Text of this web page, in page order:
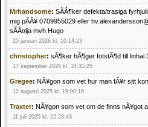
Mrhandsome: SÃÂ¶ker defekta/trasiga
mig pÃÂ¥ 0709955029 eller
sÃÂ¤lja mvh Hugo
25 januari 2026 kl. 10:14:23
christopher: sÃ¶ker hÃ¶ger fotstÃ¶d till linhai
17 september 2025 kl. 14:31:25
Gregee: NÃ¥gon som vet hur man fÃ¥r sitt
12 augusti 2025 kl. 19:00:16
Traxter: NÃ¥gon som vet om de finns nÃ¥got
11 juli 2025 kl. 22:28:43